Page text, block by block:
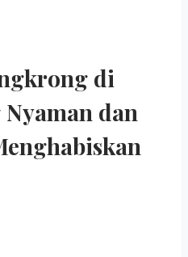
di
dan